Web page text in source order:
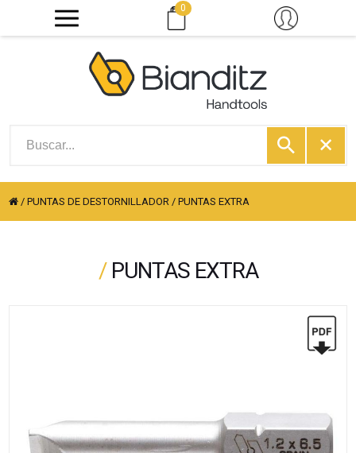
0
/PUNTAS DE DESTORNILLADOR /PUNTAS EXTRA
/ PUNTAS EXTRA